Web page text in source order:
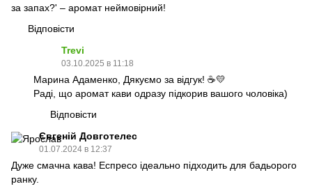
за запах?' – аромат неймовірний!
Відповісти
Trevi
03.10.2025 в 11:18
Марина Адаменко, Дякуємо за відгук! ☕💛
Раді, що аромат кави одразу підкорив вашого чоловіка)
Відповісти
Євгеній Довготелес
01.07.2024 в 12:37
Дуже смачна кава! Eспресо ідеально підходить для бадьорого
ранку.